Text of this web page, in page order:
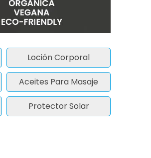
Loción Corporal
Aceites Para Masaje
Protector Solar